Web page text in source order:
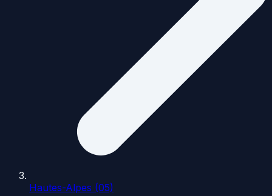
Hautes-Alpes (05)